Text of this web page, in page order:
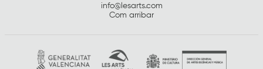
info@lesarts.com
Com arribar